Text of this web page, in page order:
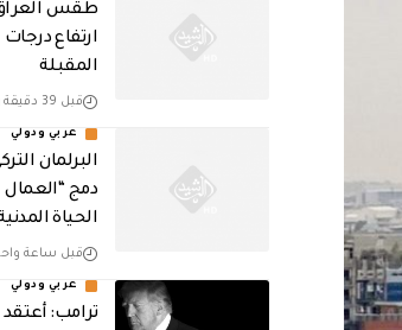
طقس
ارتفاع درجات
المقبلة
قبل 39 دقيقة
عربي ودولي
البرلمان
دمج “العمال
الحياة
قبل ساعة
عربي ودولي
‏ترامب: